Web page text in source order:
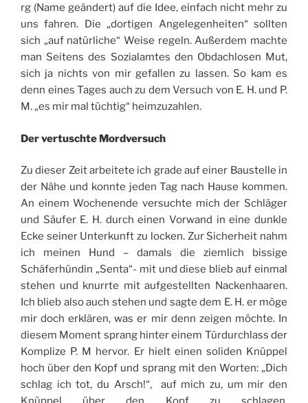
rg (Name geändert) auf die Idee, einfach nicht mehr zu
uns fahren. Die „dortigen Angelegenheiten“ sollten
sich „auf natürliche“ Weise regeln. Außerdem machte
man Seitens des Sozialamtes den Obdachlosen Mut,
sich ja nichts von mir gefallen zu lassen. So kam es
denn eines Tages auch zu dem Versuch von E. H. und P.
M. „es mir mal tüchtig“ heimzuzahlen.
Der vertuschte Mordversuch
Zu dieser Zeit arbeitete ich grade auf einer Baustelle in
der Nähe und konnte jeden Tag nach Hause kommen.
An einem Wochenende versuchte mich der Schläger
und Säufer E. H. durch einen Vorwand in eine dunkle
Ecke seiner Unterkunft zu locken. Zur Sicherheit nahm
ich meinen Hund – damals die ziemlich bissige
Schäferhündin „Senta“- mit und diese blieb auf einmal
stehen und knurrte mit aufgestellten Nackenhaaren.
Ich blieb also auch stehen und sagte dem E. H. er möge
mir doch erklären, was er mir denn zeigen möchte. In
diesem Moment sprang hinter einem Türdurchlass der
Komplize P. M hervor. Er hielt einen soliden Knüppel
hoch über den Kopf und sprang mit den Worten: „Dich
schlag ich tot, du Arsch!“, auf mich zu, um mir den